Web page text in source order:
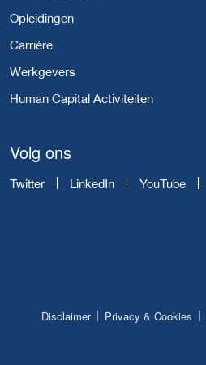
Opleidingen
Carrière
Werkgevers
Human Capital Activiteiten
Volg ons
Twitter LinkedIn YouTube
Disclaimer Privacy & Cookies